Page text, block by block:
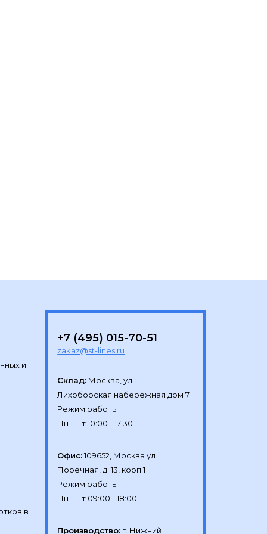
и
+7 (495) 015-70-51
zakaz@st-lines.ru
Склад: Москва, ул.
Лихоборская набережная дом 7
Режим работы:
Офис: 109652, Москва ул.
Поречная, д. 13, корп 1
Режим работы:
Производство: г. Нижний
в